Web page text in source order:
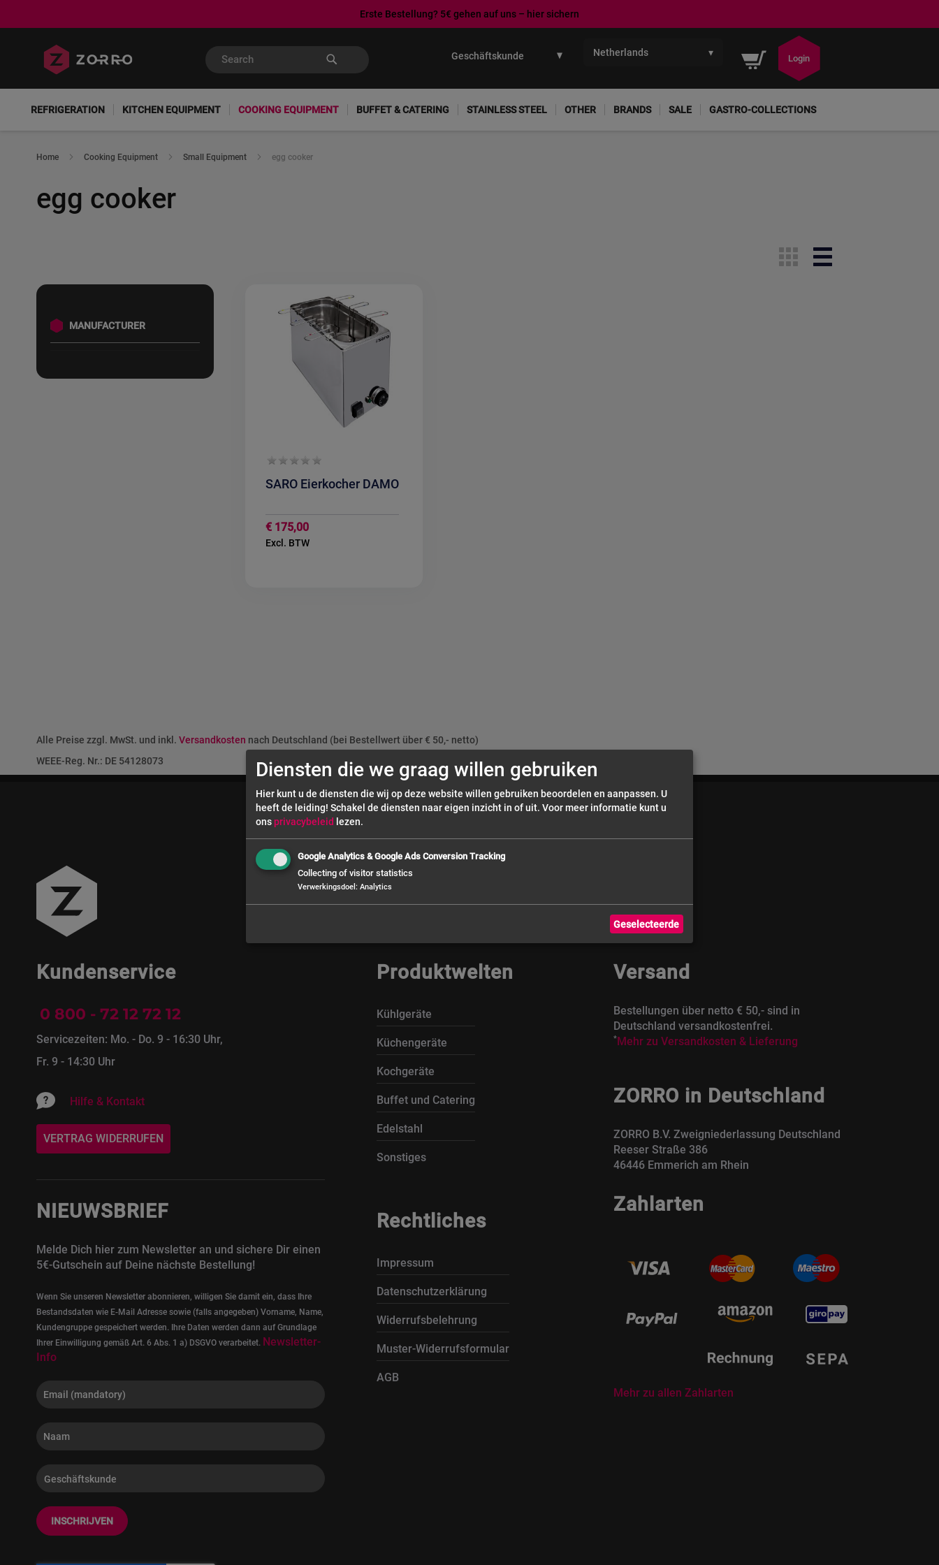
Erste Bestellung? 5€ gehen auf uns – hier sichern
Netherlands ▾ Winkelwagen
Login
REFRIGERATION KITCHEN EQUIPMENT COOKING EQUIPMENT BUFFET & CATERING STAINLESS STEEL OTHER BRANDS SALE GASTRO-COLLECTIONS
Home Cooking Equipment Small Equipment egg cooker
egg cooker
Tonen
als
Foto-
tabel
Quick Check
SARO Eierkocher DAMO
€ 175,00
MANUFACTURER
Alle Preise zzgl. MwSt. und inkl. Versandkosten nach Deutschland (bei Bestellwert über € 50,- netto)
WEEE-Reg. Nr.: DE 54128073
Kundenservice
0 800 - 72 12 72 12
Servicezeiten: Mo. - Do. 9 - 16:30 Uhr,
Fr. 9 - 14:30 Uhr
Hilfe & Kontakt
VERTRAG WIDERRUFEN
NIEUWSBRIEF
Melde Dich hier zum Newsletter an und sichere Dir einen
5€-Gutschein auf Deine nächste Bestellung!
Wenn Sie unseren Newsletter abonnieren, willigen Sie damit ein, dass Ihre
Bestandsdaten wie E-Mail Adresse sowie (falls angegeben) Vorname, Name,
Kundengruppe gespeichert werden. Ihre Daten werden dann auf Grundlage
Ihrer Einwilligung gemäß Art. 6 Abs. 1 a) DSGVO verarbeitet. Newsletter-
Info
INSCHRIJVEN
Produktwelten
Kühlgeräte
Küchengeräte
Kochgeräte
Buffet und Catering
Edelstahl
Sonstiges
Rechtliches
Impressum
Datenschutzerklärung
Widerrufsbelehrung
Muster-Widerrufsformular
AGB
Versand
Bestellungen über netto € 50,- sind in
Deutschland versandkostenfrei.
*Mehr zu Versandkosten & Lieferung
ZORRO in Deutschland
ZORRO B.V. Zweigniederlassung Deutschland
Reeser Straße 386
46446 Emmerich am Rhein
Zahlarten
Mehr zu allen Zahlarten
Diensten die we graag willen gebruiken
Hier kunt u de diensten die wij op deze website willen gebruiken beoordelen en aanpassen. U
heeft de leiding! Schakel de diensten naar eigen inzicht in of uit. Voor meer informatie kunt u
onsprivacybeleid lezen.
Google Analytics & Google Ads Conversion Tracking
Collecting of visitor statistics
Verwerkingsdoel : Analytics
Geselecteerde